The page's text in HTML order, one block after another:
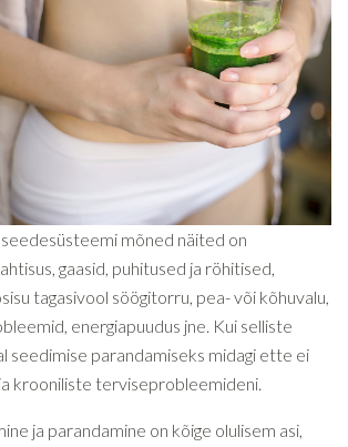
mõned näited on
gaasid, puhitused ja röhitised,
tagasivool söögitorru, pea- või kõhuvalu,
energiapuudus jne. Kui selliste
seedimise parandamiseks midagi ette ei
krooniliste terviseprobleemideni.
ja parandamine on kõige olulisem asi,